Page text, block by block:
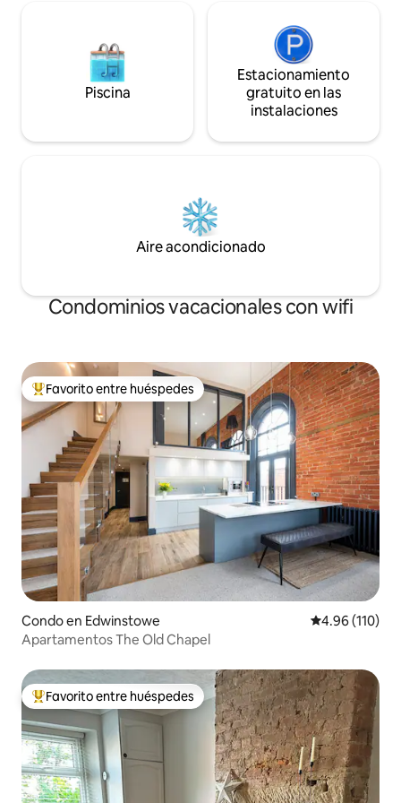
Piscina
Estacionamiento
gratuito en las
instalaciones
Aire acondicionado
Condominios vacacionales con wifi
Favorito entre huéspedes preferido
Favorito entre huéspedes
Condo en Edwinstowe Calificación
4.96 (110)
Apartamentos The Old Chapel
Favorito entre huéspedes preferido
Favorito entre huéspedes